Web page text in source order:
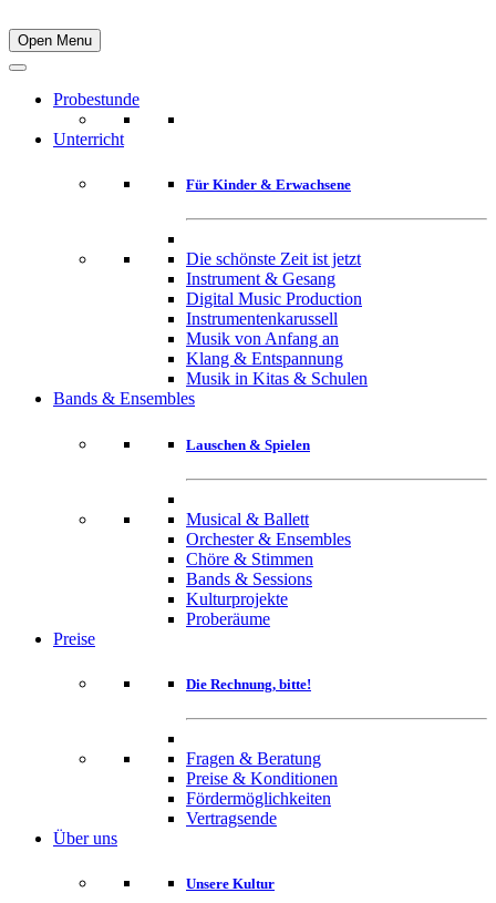
Open Menu
Probestunde
Unterricht
Für Kinder & Erwachsene
Die schönste Zeit ist jetzt
Instrument & Gesang
Digital Music Production
Instrumentenkarussell
Musik von Anfang an
Klang & Entspannung
Musik in Kitas & Schulen
Bands & Ensembles
Lauschen & Spielen
Musical & Ballett
Orchester & Ensembles
Chöre & Stimmen
Bands & Sessions
Kulturprojekte
Proberäume
Preise
Die Rechnung, bitte!
Fragen & Beratung
Preise & Konditionen
Fördermöglichkeiten
Vertragsende
Über uns
Unsere Kultur